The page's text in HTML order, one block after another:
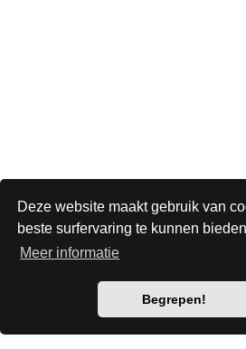
Deze website maakt gebruik van
beste surfervaring te kunnen
Meer informatie
Begrepen!